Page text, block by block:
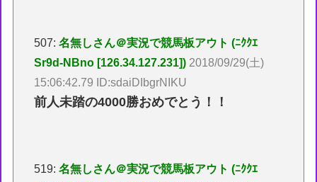
507:名無しさん＠実況で競馬板アウト (ﾆｸｸｴ
Sr9d-NBno [126.34.127.231]) 2018/09/29(土)
15:06:42.79 ID:sdaiDIbgrNIKU
前人未踏の4000勝おめでとう！！
519:名無しさん＠実況で競馬板アウト (ﾆｸｸｴ